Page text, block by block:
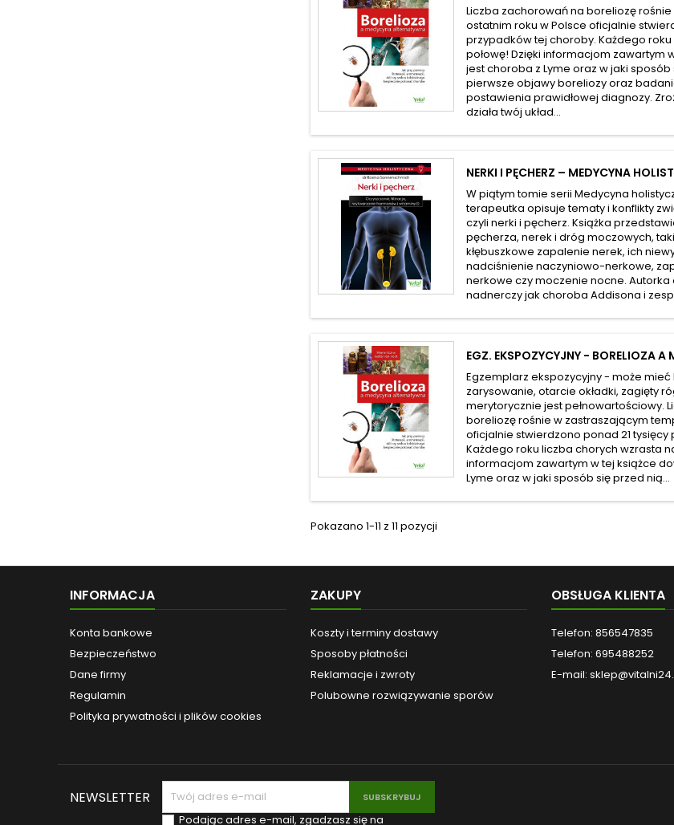
Liczba zachorowań na boreliozę
ostatnim roku w Polsce oficjalnie
przypadków tej choroby. Każdego
połowę! Dzięki informacjom zawartym
jest choroba z Lyme oraz w jaki
pierwsze objawy boreliozy oraz
postawienia prawidłowej diagnozy.
działa twój układ...
NERKI I PĘCHERZ – MEDYCYNA
W piątym tomie serii Medycyna
terapeutka opisuje tematy i konflikty
czyli nerki i pęcherz. Książka
pęcherza, nerek i dróg moczowych,
kłębuszkowe zapalenie nerek, ich
nadciśnienie naczyniowo-nerkowe,
nerkowe czy moczenie nocne.
nadnerczy jak choroba Addisona i
EGZ. EKSPOZYCYJNY - BORELIOZA A
Egzemplarz ekspozycyjny - może
zarysowanie, otarcie okładki, zagięty
merytorycznie jest pełnowartościowy.
boreliozę rośnie w zastraszającym
oficjalnie stwierdzono ponad 21
Każdego roku liczba chorych wzrasta
informacjom zawartym w tej książce
Lyme oraz w jaki sposób się przed nią...
Pokazano 1-11 z 11 pozycji
INFORMACJA
Konta bankowe
Bezpieczeństwo
Dane firmy
Regulamin
Polityka prywatności i plików cookies
ZAKUPY
Koszty i terminy dostawy
Sposoby płatności
Reklamacje i zwroty
Polubowne rozwiązywanie sporów
OBSŁUGA KLIENTA
Telefon: 856547835
Telefon: 695488252
E-mail:
NEWSLETTER
Podając adres e-mail, zgadzasz się na